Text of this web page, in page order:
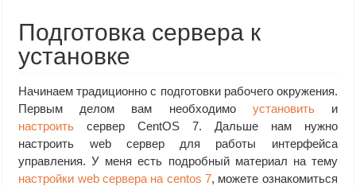
Подготовка сервера к
установке
Начинаем традиционно с подготовки рабочего окружения.
Первым делом вам необходимо установитьи
настроить сервер CentOS 7. Дальше нам нужно
настроить web сервер для работы интерфейса
управления. У меня есть подробный материал на тему
настройки web сервера на centos 7, можете ознакомиться